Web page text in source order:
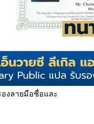
งลายมือชื่อและ